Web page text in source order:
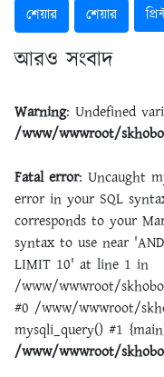
শেয়ার
শেয়ার
আরও সংবাদ
Warning: Undefined
/www/wwwroot/
Fatal error: Uncaught
error in your SQL
corresponds to your
syntax to use near
LIMIT 10' at line 1 in
/www/wwwroot/
#0 /www/wwwroot/
mysqli_query() #1
/www/wwwroot/